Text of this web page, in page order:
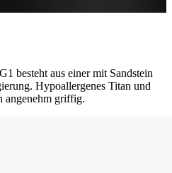
besteht aus einer mit Sandstein
Hypoallergenes Titan und
angenehm griffig.